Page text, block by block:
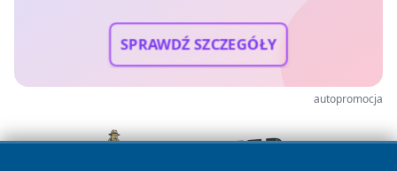
SPRAWDŹ SZCZEGÓŁY
autopromocja